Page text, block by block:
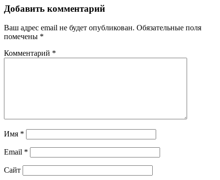
Добавить комментарий
Ваш адрес email не будет опубликован. Обязательные поля
помечены *
Комментарий *
Имя *
Email *
Сайт